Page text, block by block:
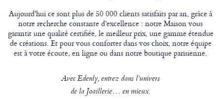
Aujourd'hui ce sont plus de 50 000 clients satisfaits par an, grâce à
notre recherche constante d’excellence : notre Maison vous
garantit une qualité certifiée, le meilleur prix, une gamme étendue
de créations. Et pour vous conforter dans vos choix, notre équipe
est à votre écoute, en ligne ou dans notre boutique parisienne.
Avec Edenly, entrez dans l’univers
de la Joaillerie… en mieux.